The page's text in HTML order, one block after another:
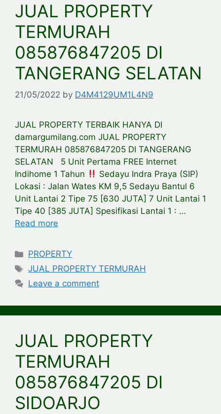
JUAL PROPERTY
TERMURAH
085876847205 DI
TANGERANG SELATAN
21/05/2022 by D4M4129UM1L4N9
JUAL PROPERTY TERBAIK HANYA DI
damargumilang.com JUAL PROPERTY
TERMURAH 085876847205 DI TANGERANG
SELATAN 5 Unit Pertama FREE Internet
Indihome 1 Tahun
Sedayu Indra Praya (SIP)
Lokasi : Jalan Wates KM 9,5 Sedayu Bantul 6
Unit Lantai 2 Tipe 75 [630 JUTA] 7 Unit Lantai 1
Tipe 40 [385 JUTA] Spesifikasi Lantai 1 : …
Read more
Categories
PROPERTY
Tags
JUAL PROPERTY TERMURAH
Leave a comment
JUAL PROPERTY
TERMURAH
085876847205 DI
SIDOARJO